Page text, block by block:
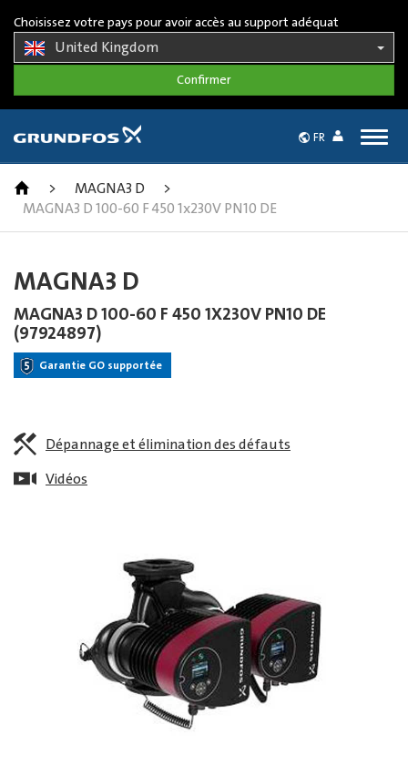
Choisissez votre pays pour avoir accès au support adéquat
United Kingdom
FR
> MAGNA3 D
>
MAGNA3 D 100-60 F 450 1x230V PN10 DE
MAGNA3 D
MAGNA3 D 100-60 F 450 1X230V PN10 DE
(97924897)
Garantie GO supportée
Dépannage et élimination des défauts
Vidéos